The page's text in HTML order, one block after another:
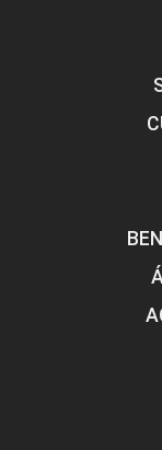
GÊNESE,